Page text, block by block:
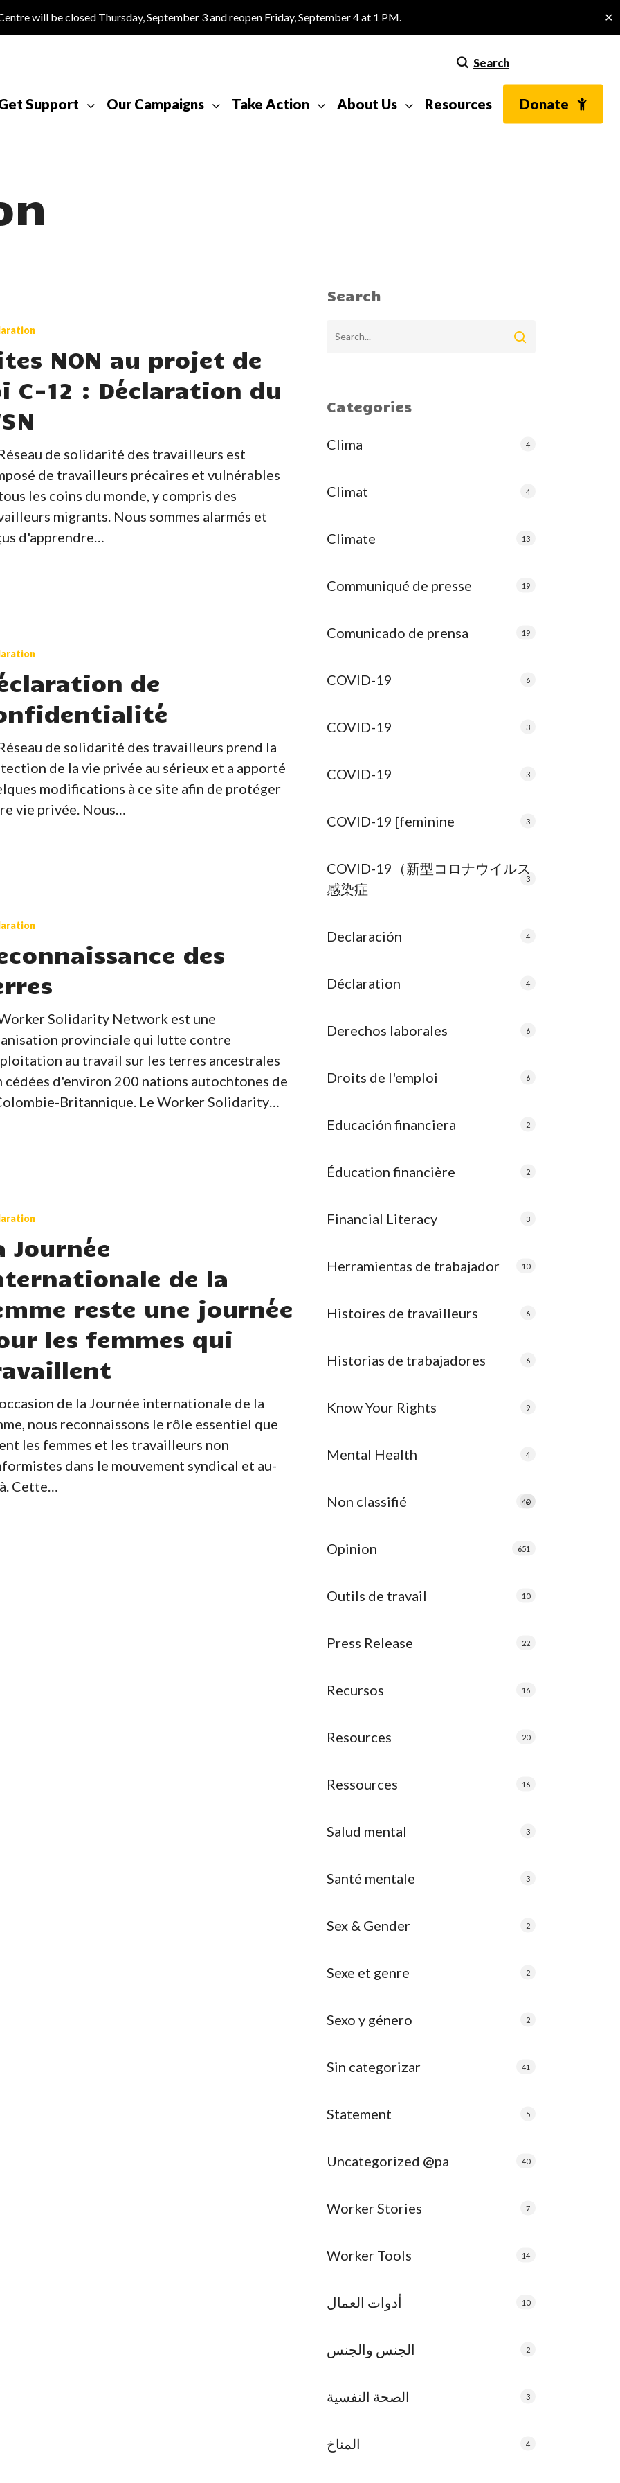
will be closed Thursday, September 3 and reopen Friday, September 4 at 1 PM. ✕
Support Our Campaigns Take Action About Us Resources Donate
Search
NON au projet de
C-12 : Déclaration du
de solidarité des travailleurs est
de travailleurs précaires et vulnérables
les coins du monde, y compris des
migrants. Nous sommes alarmés et
d'apprendre…
de
de solidarité des travailleurs prend la
de la vie privée au sérieux et a apporté
modifications à ce site afin de protéger
vie privée. Nous…
des
Solidarity Network est une
provinciale qui lutte contre
au travail sur les terres ancestrales
cédées d'environ 200 nations autochtones de
Britannique. Le Worker Solidarity…
Journée
de la
reste une journée
les femmes qui
de la Journée internationale de la
nous reconnaissons le rôle essentiel que
les femmes et les travailleurs non
dans le mouvement syndical et au-
Cette…
Search
Categories
Clima 4
Climat 4
Climate 13
Communiqué de presse 19
Comunicado de prensa 19
COVID-19 6
COVID-19 3
COVID-19 3
COVID-19 [feminine 3
COVID-19（新型コロナウイルス
感染症
3
Declaración 4
Déclaration 4
Derechos laborales 6
Droits de l'emploi 6
Educación financiera 2
Éducation financière 2
Financial Literacy 3
Herramientas de trabajador 10
Histoires de travailleurs 6
Historias de trabajadores 6
Know Your Rights 9
Mental Health 4
Non classifié e
40
Opinion 651
Outils de travail 10
Press Release 22
Recursos 16
Resources 20
Ressources 16
Salud mental 3
Santé mentale 3
Sex & Gender 2
Sexe et genre 2
Sexo y género 2
Sin categorizar 41
Statement 5
Uncategorized @pa 40
Worker Stories 7
Worker Tools 14
أدوات العمال 10
الجنس والجنس 2
الصحة النفسية 3
المناخ 4